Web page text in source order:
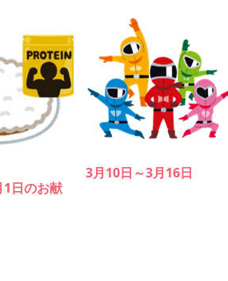
日のお献
3月10日～3月16日